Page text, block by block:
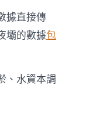
據直接傳
壩的數據包
、水資本調